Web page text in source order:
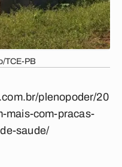
TCE-PB
plenopoder/20
mais-com-pracas-
saude/